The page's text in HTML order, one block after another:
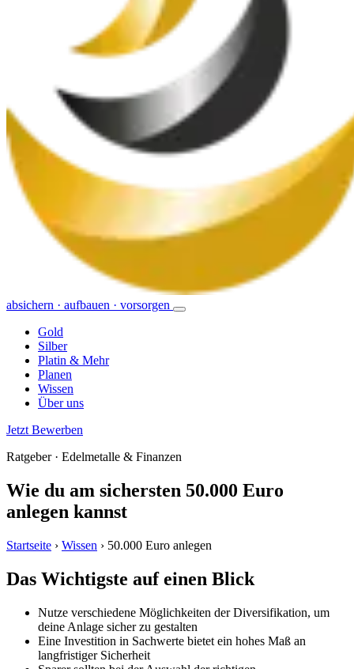
absichern · aufbauen · vorsorgen
Gold
Silber
Platin & Mehr
Planen
Wissen
Über uns
Jetzt Bewerben
Ratgeber · Edelmetalle & Finanzen
Wie du am sichersten 50.000 Euro
anlegen kannst
Startseite › Wissen › 50.000 Euro anlegen
Das Wichtigste auf einen Blick
Nutze verschiedene Möglichkeiten der Diversifikation, um
deine Anlage sicher zu gestalten
Eine Investition in Sachwerte bietet ein hohes Maß an
langfristiger Sicherheit